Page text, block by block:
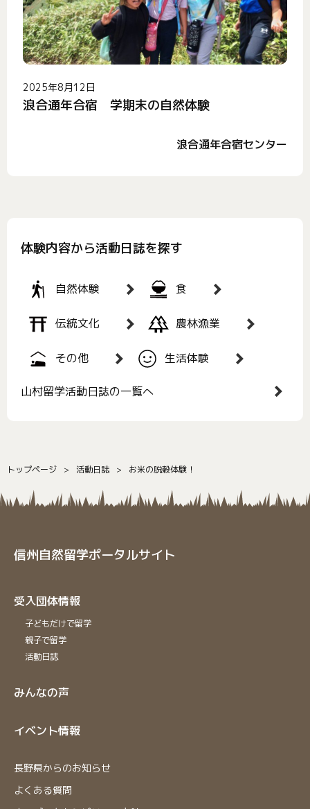
2025年8月12日
浪合通年合宿 学期末の自然体験
浪合通年合宿センター
体験内容から活動日誌を探す
自然体験 食
伝統文化 農林漁業
その他 生活体験
山村留学活動日誌の一覧へ
トップページ 活動日誌 お米の脱穀体験！
信州自然留学ポータルサイト
受入団体情報
子どもだけで留学
親子で留学
活動日誌
みんなの声
イベント情報
⻑野県からのお知らせ
よくある質問